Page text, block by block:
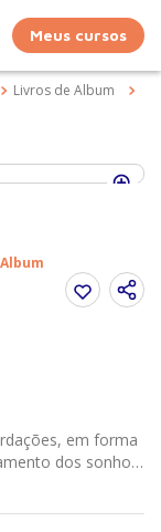
Meus cursos
Livros de Album
em forma
dos sonhos.
os